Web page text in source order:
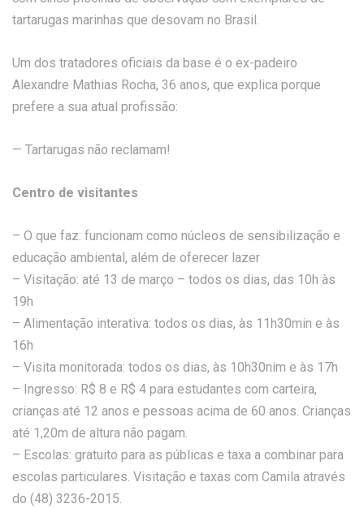
tartarugas marinhas que desovam no Brasil.
Um dos tratadores oficiais da base é o ex-padeiro
Alexandre Mathias Rocha, 36 anos, que explica porque
prefere a sua atual profissão:
— Tartarugas não reclamam!
Centro de visitantes
– O que faz: funcionam como núcleos de sensibilização e
educação ambiental, além de oferecer lazer
– Visitação: até 13 de março – todos os dias, das 10h às
19h
– Alimentação interativa: todos os dias, às 11h30min e às
16h
– Visita monitorada: todos os dias, às 10h30nim e às 17h
– Ingresso: R$ 8 e R$ 4 para estudantes com carteira,
crianças até 12 anos e pessoas acima de 60 anos. Crianças
até 1,20m de altura não pagam.
– Escolas: gratuito para as públicas e taxa a combinar para
escolas particulares. Visitação e taxas com Camila através
do (48) 3236-2015.